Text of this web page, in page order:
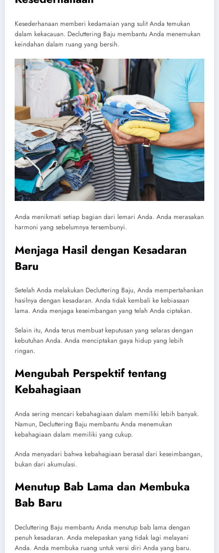
Kesederhanaan memberi kedamaian yang sulit Anda temukan
dalam kekacauan. Decluttering Baju membantu Anda menemukan
keindahan dalam ruang yang bersih.
Anda menikmati setiap bagian dari lemari Anda. Anda merasakan
harmoni yang sebelumnya tersembunyi.
Menjaga Hasil dengan Kesadaran
Baru
Setelah Anda melakukan Decluttering Baju, Anda mempertahankan
hasilnya dengan kesadaran. Anda tidak kembali ke kebiasaan
lama. Anda menjaga keseimbangan yang telah Anda ciptakan.
Selain itu, Anda terus membuat keputusan yang selaras dengan
kebutuhan Anda. Anda menciptakan gaya hidup yang lebih
ringan.
Mengubah Perspektif tentang
Kebahagiaan
Anda sering mencari kebahagiaan dalam memiliki lebih banyak.
Namun, Decluttering Baju membantu Anda menemukan
kebahagiaan dalam memiliki yang cukup.
Anda menyadari bahwa kebahagiaan berasal dari keseimbangan,
bukan dari akumulasi.
Menutup Bab Lama dan Membuka
Bab Baru
Decluttering Baju membantu Anda menutup bab lama dengan
penuh kesadaran. Anda melepaskan yang tidak lagi melayani
Anda. Anda membuka ruang untuk versi diri Anda yang baru.